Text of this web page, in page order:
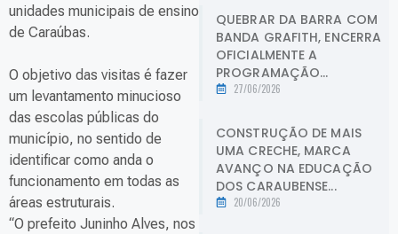
unidades municipais de ensino
de Caraúbas.
O objetivo das visitas é fazer
um levantamento minucioso
das escolas públicas do
município, no sentido de
identificar como anda o
funcionamento em todas as
áreas estruturais.
“O prefeito Juninho Alves, nos
QUEBRAR DA BARRA COM
BANDA GRAFITH, ENCERRA
OFICIALMENTE A
PROGRAMAÇÃO...
27/06/2026
CONSTRUÇÃO DE MAIS
UMA CRECHE, MARCA
AVANÇO NA EDUCAÇÃO
DOS CARAUBENSE...
20/06/2026